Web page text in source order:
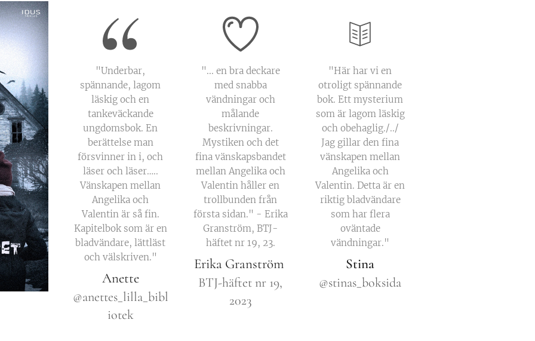
"Underbar,
spännande, lagom
läskig och en
tankeväckande
ungdomsbok. En
berättelse man
försvinner in i, och
läser och läser…..
Vänskapen mellan
Angelika och
Valentin är så fin.
Kapitelbok som är en
bladvändare, lättläst
och välskriven."
Anette
@anettes_lilla_bibl
iotek
"... en bra deckare
med snabba
vändningar och
målande
beskrivningar.
Mystiken och det
fina vänskapsbandet
mellan Angelika och
Valentin håller en
trollbunden från
första sidan." - Erika
Granström, BTJ-
häftet nr 19, 23.
Erika Granström
BTJ-häftet nr 19,
2023
"Här har vi en
otroligt spännande
bok. Ett mysterium
som är lagom läskig
och obehaglig./../
Jag gillar den fina
vänskapen mellan
Angelika och
Valentin. Detta är en
riktig bladvändare
som har flera
oväntade
vändningar."
Stina
@stinas_boksida